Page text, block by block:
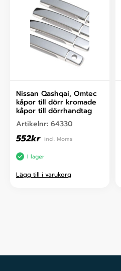
Nissan Qashqai, Omtec
kåpor till dörr kromade
kåpor till dörrhandtag
Artikelnr: 64330
552kr incl. Moms
I lager
Lägg till i varukorg